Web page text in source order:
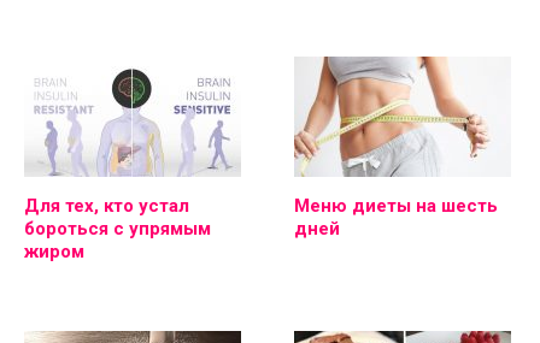
Для тех, кто устал
бороться с упрямым
жиром
Меню диеты на шесть
дней